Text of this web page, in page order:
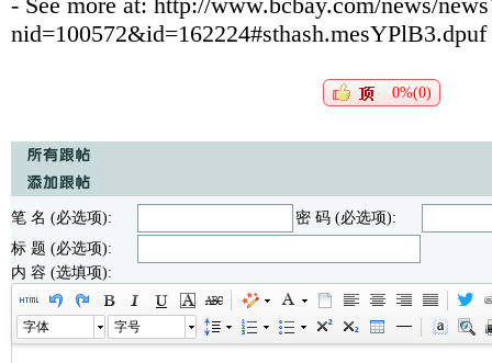
nid=100572&id=162224#sthash.mesYPlB3.dpuf
0%(0)
笔 名 (必选项):
密 码 (必选项):
标 题 (必选项):
内 容 (选填项):
字体 字号